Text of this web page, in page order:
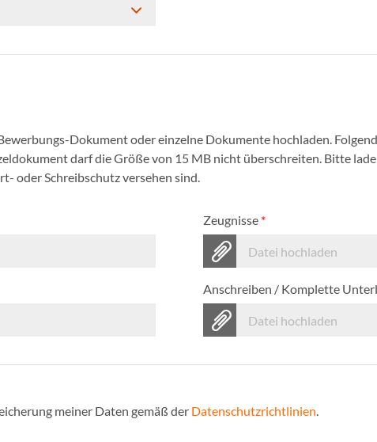
Dokument oder einzelne Dokumente hochladen.
darf die Größe von 15 MB nicht überschreiten. Bitte
oder Schreibschutz versehen sind.
Zeugnisse *
Datei hochladen
Anschreiben / Komplette
Datei hochladen
meiner Daten gemäß der Datenschutzrichtlinien.